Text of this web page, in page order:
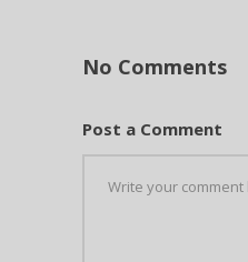
No Comments
Post a Comment